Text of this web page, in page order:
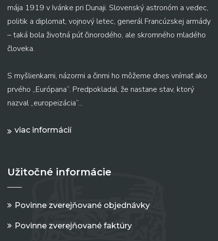
mája 1919 v Ivánke pri Dunaji. Slovenský astronóm a vedec,
politik a diplomat, vojnový letec, generál Francúzskej armády
– taká bola životná púť činorodého, ale skromného mladého
človeka.
S myšlienkami, názormi a činmi ho môžeme dnes vnímať ako
prvého „Európana“. Predpokladal, že nastane stav, ktorý
nazval „europeizácia“...
viac informácií
Užitočné informácie
Povinne zverejňované objednávky
Povinne zverejňované faktúry